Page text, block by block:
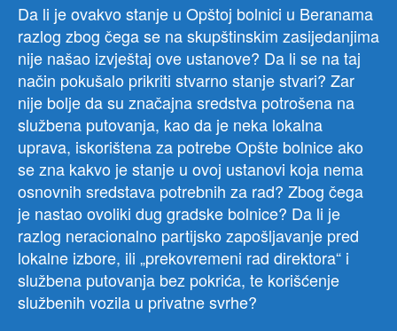
Da li je ovakvo stanje u Opštoj bolnici u Beranama
razlog zbog čega se na skupštinskim zasijedanjima
nije našao izvještaj ove ustanove? Da li se na taj
način pokušalo prikriti stvarno stanje stvari? Zar
nije bolje da su značajna sredstva potrošena na
službena putovanja, kao da je neka lokalna
uprava, iskorištena za potrebe Opšte bolnice ako
se zna kakvo je stanje u ovoj ustanovi koja nema
osnovnih sredstava potrebnih za rad? Zbog čega
je nastao ovoliki dug gradske bolnice? Da li je
razlog neracionalno partijsko zapošljavanje pred
lokalne izbore, ili „prekovremeni rad direktora“ i
službena putovanja bez pokrića, te korišćenje
službenih vozila u privatne svrhe?